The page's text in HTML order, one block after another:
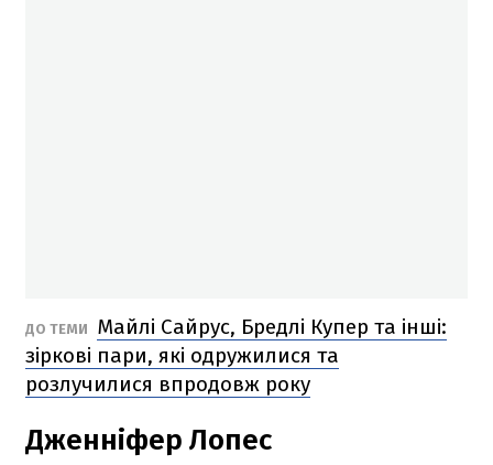
ДО ТЕМИ
Майлі Сайрус, Бредлі Купер та інші:
зіркові пари, які одружилися та
розлучилися впродовж року
Дженніфер Лопес